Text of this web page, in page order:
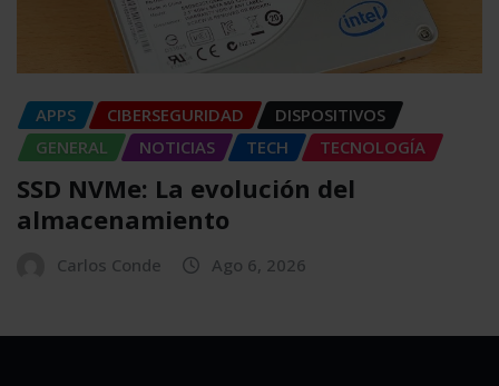
APPS CIBERSEGURIDAD
DISPOSITIVOS
GENERAL
NOTICIAS TECH TECNOLOGÍA
SSD NVMe: La evolución del
almacenamiento
Carlos Conde Ago 6, 2026